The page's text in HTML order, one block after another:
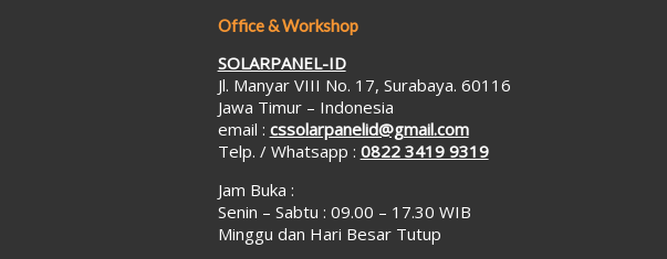
Office & Workshop
SOLARPANEL-ID
Jl. Manyar VIII No. 17, Surabaya. 60116
Jawa Timur – Indonesia
email : cssolarpanelid@gmail.com
Telp. / Whatsapp : 0822 3419 9319
Jam Buka :
Senin – Sabtu : 09.00 – 17.30 WIB
Minggu dan Hari Besar Tutup